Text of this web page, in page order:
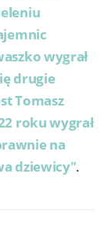
wygrał
drugie
Tomasz
roku wygrał
na
dziewicy".